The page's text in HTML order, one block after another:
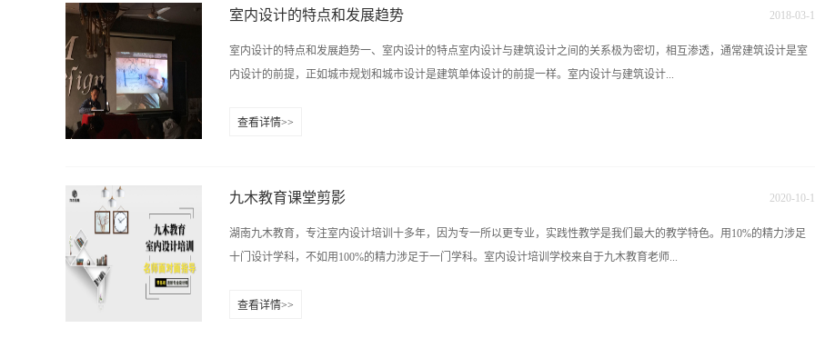
术的方式，并以此证明生活和艺术没有高低贵贱之分，艺术不再是少数人享用，而属于普通大众，并逐渐以新的方式从为
界里，什么才是真正的艺术呢？这种生活节奏日益加快的环境中，用人们生活中最普通、最常见的素材创造艺术的波普艺
术诞生了，而那位银色长发的波普艺术教父安迪沃霍尔则向世界宣称：赚钱、工作、商业都可以是艺术！他是这样说的，
一个商业时代狡猾赚钱、炒作的大骗子？是一个透视现代社会的哲人？还是芸芸众生中的一个疯狂另类？波普艺术是英文
室内设计的特点和发展趋势
室内设计的特点和发展趋势一、室内设计的特点室内设计与建筑设计之间的关系极为密切，相互渗透，通常建筑设计是室
内设计的前提，正如城市规划和城市设计是建筑单体设计的前提一样。室内设计与建筑设计...
极大部分时间是在室内度过，因此室内环境的优劣，必然直接影响到人们的安全、卫生、效率和舒适，室内空间的大小和
的家具、设备以至墙面、地面等界面，因此很自然地对室内设计要求更为深入细致，更为慎密，要更多地从有利于人们身
心健康和舒适的角度去考虑，要从有利于丰富人们的精神文化生活的角度去考虑。2、对室内环境的构成因素考虑更为周
对湿度和气流，对室内声环境中的隔声、吸声和噪声背景等的考虑，在现代室内设计中这些构成因素的大部分都要有定量
2018-03-
查看详情>>
九木教育课堂剪影
湖南九木教育，专注室内设计培训十多年，因为专一所以更专业，实践性教学是我们最大的教学特色。用10%的精力涉足
十门设计学科，不如用100%的精力涉足于一门学科。室内设计培训学校来自于九木教育老师...
2020-10-
查看详情>>